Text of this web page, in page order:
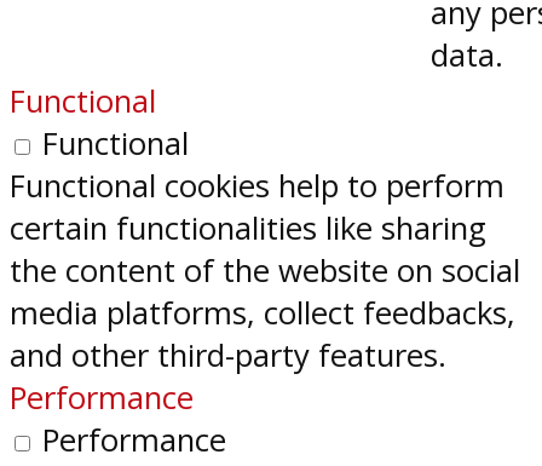
any
data.
Functional
Functional
Functional cookies help to perform
certain functionalities like sharing
the content of the website on social
media platforms, collect feedbacks,
and other third-party features.
Performance
Performance